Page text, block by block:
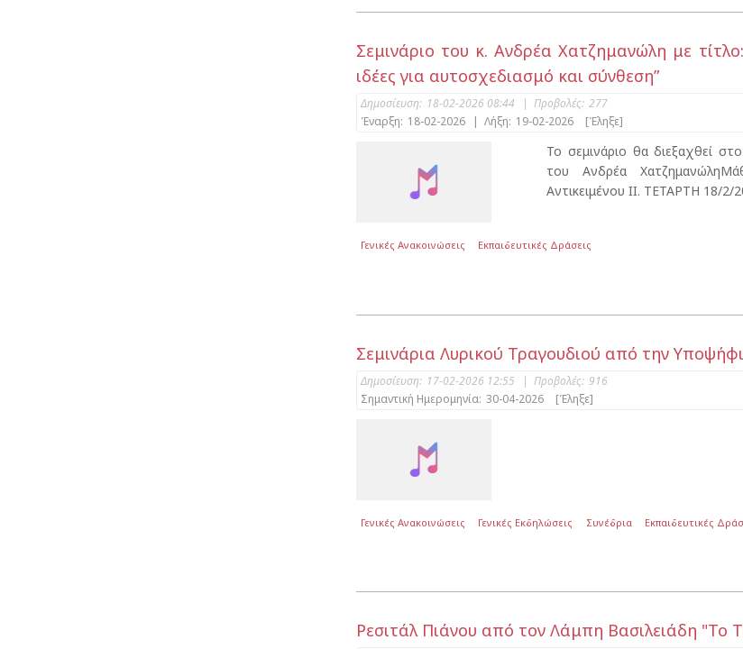
Σεμινάριο του κ. Ανδρέα Χατζημανώλη με
ιδέες για αυτοσχεδιασμό και σύνθεση”
Δημοσίευση: 18-02-2026 08:44 | Προβολές: 277
Έναρξη: 18-02-2026 | Λήξη: 19-02-2026 [Έληξε]
To σεμινάριο θα διεξαχθεί
του Ανδρέα
Αντικειμένου ΙΙ. ΤΕΤΑΡΤΗ 18/
Γενικές Ανακοινώσεις Εκπαιδευτικές Δράσεις
Σεμινάρια Λυρικού Τραγουδιού από την
Δημοσίευση: 17-02-2026 12:55 | Προβολές: 916
Σημαντική Ημερομηνία: 30-04-2026 [Έληξε]
Γενικές Ανακοινώσεις Γενικές Εκδηλώσεις Συνέδρια Εκπαιδευτικές
Ρεσιτάλ Πιάνου από τον Λάμπη Βασιλειάδη "Το